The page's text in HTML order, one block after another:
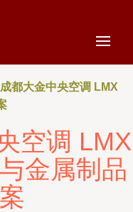
都大金中央空调 LMX
空调 LMX
金属制品